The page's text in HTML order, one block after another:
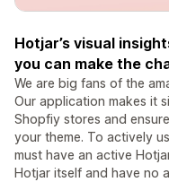
Hotjar’s visual
you can make the
We are big fans of the
Our application makes it
Shopfiy stores and
your theme. To actively
must have an active
Hotjar itself and have no